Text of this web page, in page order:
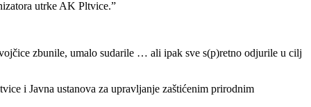
utrke AK Pltvice.”
zbunile, umalo sudarile … ali ipak sve s(p)retno odjurile u cilj
i Javna ustanova za upravljanje zaštićenim prirodnim